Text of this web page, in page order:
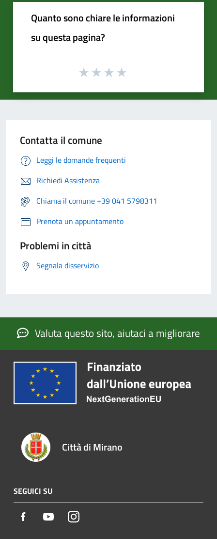
Quanto sono chiare le informazioni
su questa pagina?
Contatta il comune
Leggi le domande frequenti
Richiedi Assistenza
Chiama il comune +39 041 5798311
Prenota un appuntamento
Problemi in città
Segnala disservizio
Valuta questo sito, aiutaci a migliorare
Città di Mirano
SEGUICI SU
Facebook YoutubeInstagram